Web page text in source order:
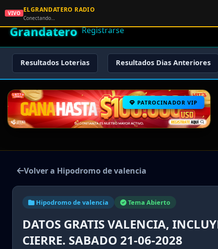
🌟 El
Grandatero Registrarse
Resultados Loterias Resultados Dias Anteriores
PATROCINADOR VIP
Volver a Hipodromo de valencia
Hipodromo de valencia Tema Abierto
DATOS GRATIS VALENCIA,
CIERRE. SABADO 21-06-2028
VIVO ELGRANDATERO RADIO
Conectando…